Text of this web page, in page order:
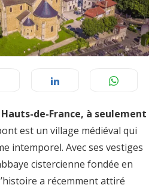
de-France, à seulement
est un village médiéval qui
intemporel. Avec ses vestiges
cistercienne fondée en
a récemment attiré